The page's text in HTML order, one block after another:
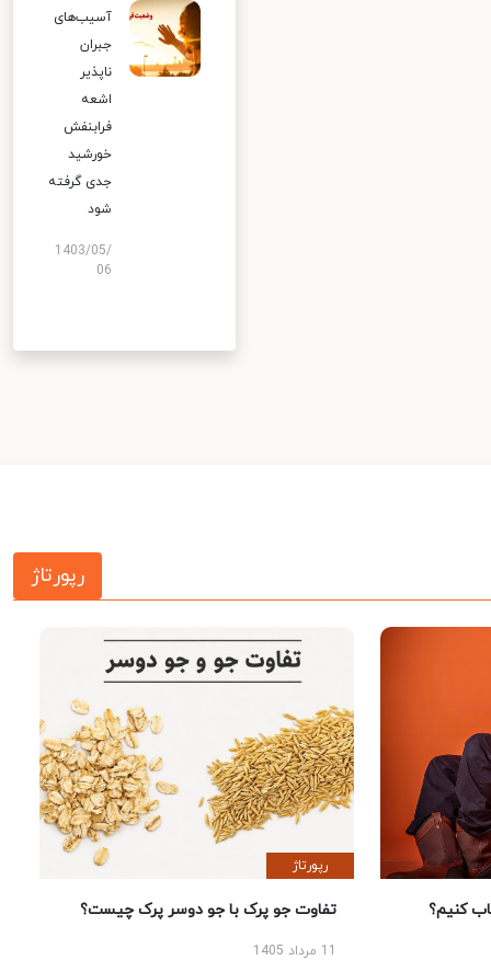
آسیب‌های
جبران
ناپذیر
اشعه
فرابنفش
خورشید
جدی گرفته
شود
1403/05/
06
رپورتاژ
کنیم؟
رپورتاژ
تفاوت جو پرک با جو دوسر پرک چیست؟